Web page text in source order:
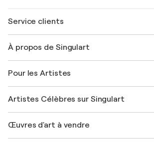
Service clients
Expédition
Offrir une carte cadeau
Rejoignez notre programme commercial
Mon compte
+33 1 76 44 06 42
À propos de Singulart
FAQ
Magazine Singulart
Emplois
Découvrez une sélection d'art original
Pour les Artistes
Se connecter en tant qu'Artiste
Artistes Célèbres sur Singulart
Marc Chagall
Œuvres d'art à vendre